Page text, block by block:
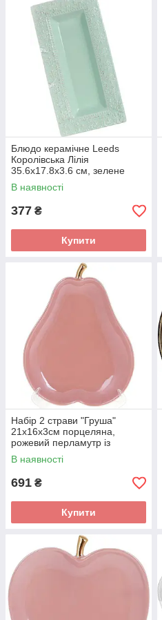
Блюдо керамічне Leeds
Королівська Лілія
35.6х17.8х3.6 см, зелене
В наявності
377 ₴
Купити
Набір 2 страви "Груша"
21х16х3см порцеляна,
рожевий перламутр із
золотом
В наявності
691 ₴
Купити